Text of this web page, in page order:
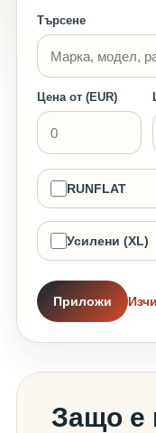
Търсене
Цена от (EUR)
RUNFLAT
Усилени (XL)
Приложи
Защо е